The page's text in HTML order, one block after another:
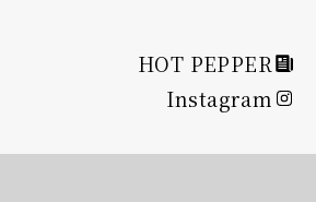
HOT PEPPER
Instagram